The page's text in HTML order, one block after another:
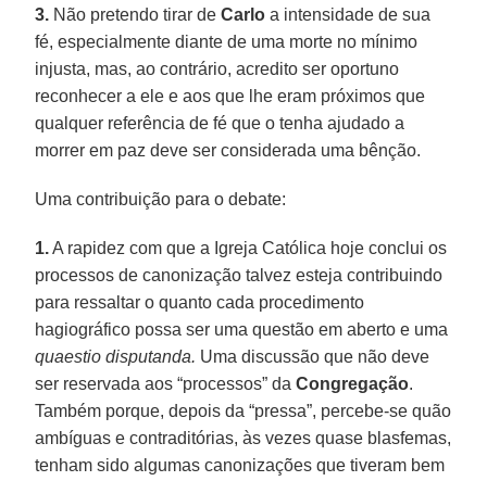
3. Não pretendo tirar deCarlo a intensidade de sua
fé, especialmente diante de uma morte no mínimo
injusta, mas, ao contrário, acredito ser oportuno
reconhecer a ele e aos que lhe eram próximos que
qualquer referência de fé que o tenha ajudado a
morrer em paz deve ser considerada uma bênção.
Uma contribuição para o debate:
1.A rapidez com que a Igreja Católica hoje conclui os
processos de canonização talvez esteja contribuindo
para ressaltar o quanto cada procedimento
hagiográfico possa ser uma questão em aberto e uma
quaestio disputanda. Uma discussão que não deve
ser reservada aos “processos” daCongregação.
Também porque, depois da “pressa”, percebe-se quão
ambíguas e contraditórias, às vezes quase blasfemas,
tenham sido algumas canonizações que tiveram bem